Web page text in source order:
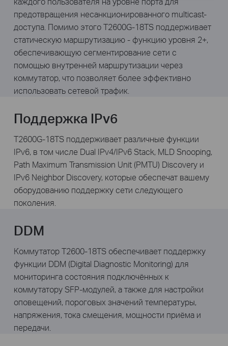
предотвращения несанкционированного multicast-
доступа. Помимо этого T2600G-18TS поддерживает
статическую маршрутизацию - функцию уровня 2+,
обеспечивающую сегментирование сети с
помощью внутренней маршрутизации через
коммутатор, что позволяет более эффективно
использовать сетевой трафик.
Поддержка IPv6
T2600G-18TS поддерживает различные функции
IPv6, в том числе Dual IPv4/IPv6 Stack, MLD Snooping,
Path Maximum Transmission Unit (PMTU) Discovery и
IPv6 Neighbor Discovery, которые обеспечат вашему
оборудованию поддержку сети следующего
поколения.
DDM
Коммутатор T2600-18TS обеспечивает поддержку
функции DDM (Digital Diagnostic Monitoring) для
мониторинга состояния подключённых к
коммутатору SFP-модулей, а также для настройки
оповещений, пороговых значений температуры,
напряжения, тока смещения, мощности приёма и
передачи.